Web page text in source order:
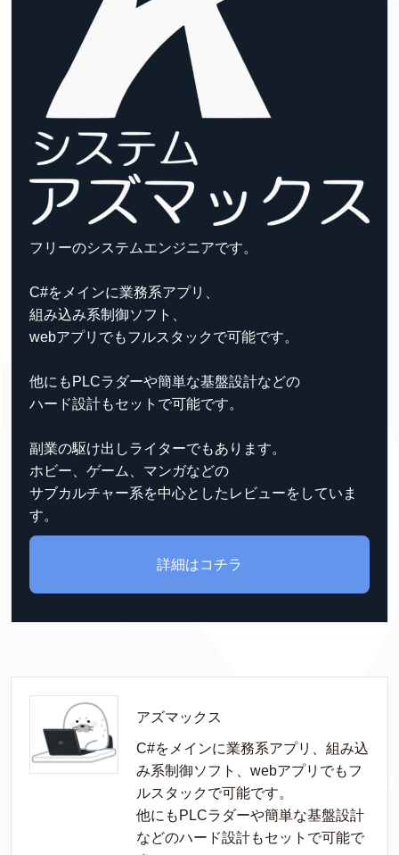
フリーのシステムエンジニアです。
C#をメインに業務系アプリ、
組み込み系制御ソフト、
webアプリでもフルスタックで可能です。
他にもPLCラダーや簡単な基盤設計などの
ハード設計もセットで可能です。
副業の駆け出しライターでもあります。
ホビー、ゲーム、マンガなどの
サブカルチャー系を中心としたレビューをしていま
す。
詳細はコチラ
アズマックス
C#をメインに業務系アプリ、組み込
み系制御ソフト、webアプリでもフ
ルスタックで可能です。
他にもPLCラダーや簡単な基盤設計
などのハード設計もセットで可能で